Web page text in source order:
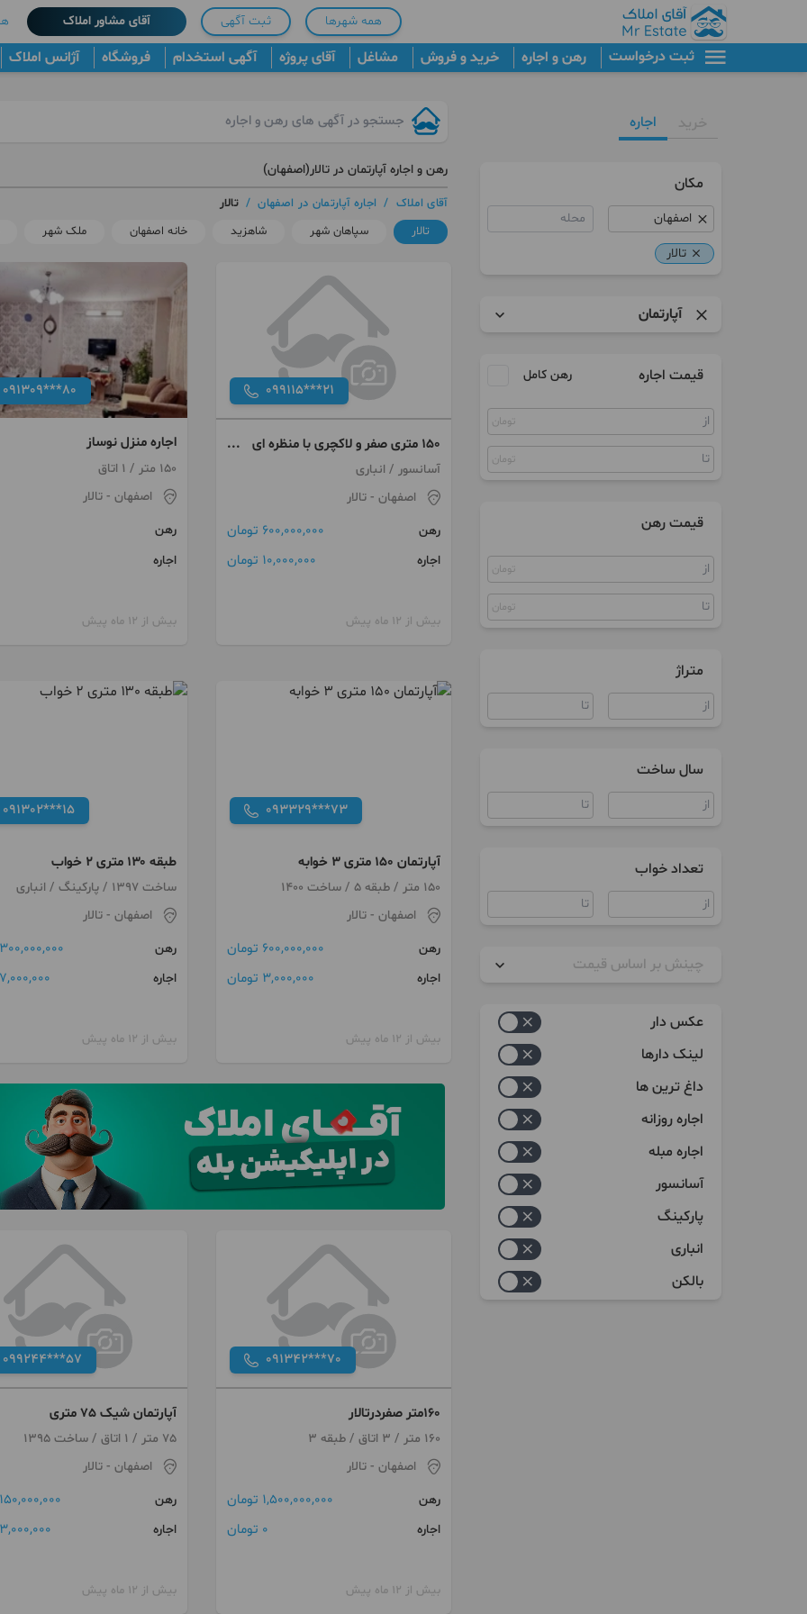
همه شهرها ثبت آگهی آقای مشاور املاک
ثبت درخواست رهن و اجاره خرید و فروش مشاغل آقای پروژه آگهی استخدام فروشگاه آژانس املاک
خرید اجاره
مکان
محله
تالار
آپارتمان
سوییت
ویلا
قیمت اجاره رهن کامل
تومان
تومان
قیمت رهن
تومان
تومان
متراژ
سال ساخت
تعداد خواب
چینش بر اساس قیمت
عکس دار
لینک دارها
داغ ترین ها
اجاره روزانه
اجاره مبله
آسانسور
پارکینگ
انباری
بالکن
رهن و اجاره آپارتمان در تالار(اصفهان)
آقای املاک / اجاره آپارتمان در اصفهان / تالار
تالار
سپاهان شهر شاهزید خانه اصفهان ملک شهر
099115***21
۱۵۰ متری صفر و لاکچری با منظره ای
عالی
آسانسور / انباری
اصفهان - تالار
رهن
600,000,000 تومان
اجاره 10,000,000 تومان
بیش از 12 ماه پیش
091309***80
اجاره منزل نوساز
150 متر / 1 اتاق
اصفهان- تالار
رهن
اجاره
بیش از 12 ماه پیش
093329***73
آپارتمان 150 متری 3 خوابه
150 متر / طبقه 5 / ساخت 1400
اصفهان - تالار
رهن
600,000,000 تومان
اجاره 3,000,000 تومان
بیش از 12 ماه پیش
091302***15
طبقه ۱۳۰ متری ۲ خواب
ساخت 1397 / پارکینگ / انباری
اصفهان- تالار
رهن
300,000,000 تومان
اجاره 7,000,000 تومان
بیش از 12 ماه پیش
091342***70
160متر صفردرتالار
160 متر / 3 اتاق / طبقه 3
اصفهان - تالار
رهن
1,500,000,000 تومان
اجاره 0 تومان
بیش از 12 ماه پیش
099244***57
آپارتمان شیک 75 متری
75 متر / 1 اتاق / ساخت 1395
اصفهان- تالار
رهن
150,000,000 تومان
اجاره 3,000,000 تومان
بیش از 12 ماه پیش